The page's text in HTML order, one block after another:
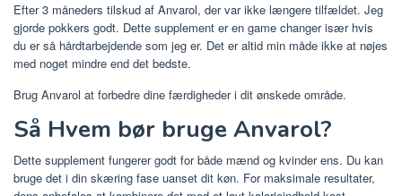
Efter 3 måneders tilskud af Anvarol, der var ikke længere tilfældet. Jeg
gjorde pokkers godt. Dette supplement er en game changer især hvis
du er så hårdtarbejdende som jeg er. Det er altid min måde ikke at nøjes
med noget mindre end det bedste.
Brug Anvarol at forbedre dine færdigheder i dit ønskede område.
Så Hvem bør bruge Anvarol?
Dette supplement fungerer godt for både mænd og kvinder ens. Du kan
bruge det i din skæring fase uanset dit køn. For maksimale resultater,